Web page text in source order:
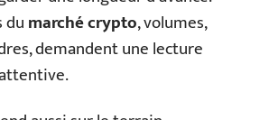
dumarché crypto, volumes,
demandent une lecture